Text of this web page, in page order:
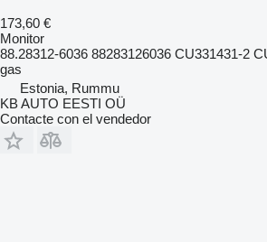
173,60 €
Monitor
88.28312-6036 88283126036 CU331431-2
gas
Estonia, Rummu
KB AUTO EESTI OÜ
Contacte con el vendedor